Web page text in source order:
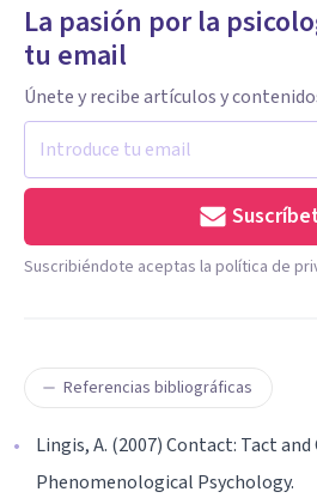
La pasión por la
tu email
Únete y recibe artículos y
Suscribiéndote aceptas la política de
Referencias bibliográficas
Lingis, A. (2007) Contact: Tact
Phenomenological Psychology.